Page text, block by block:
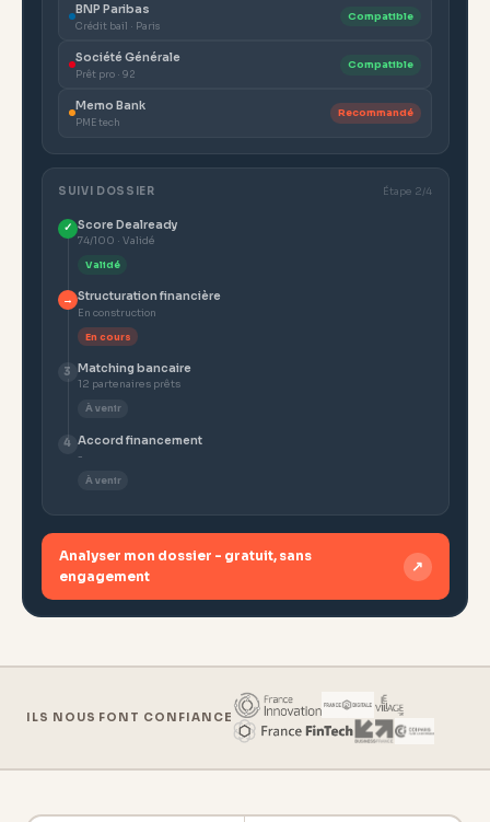
BNP Paribas
Crédit bail · Paris
Compatible
Société Générale
Prêt pro · 92
Compatible
Memo Bank
PME tech
Recommandé
SUIVI DOSSIER Étape 2/4
✓ Score Dealready
74/100 · Validé
Validé
→ Structuration financière
En construction
En cours
3 Matching bancaire
12 partenaires prêts
À venir
4 Accord financement
-
À venir
Analyser mon dossier - gratuit, sans
engagement
↗
ILS NOUS FONT CONFIANCE